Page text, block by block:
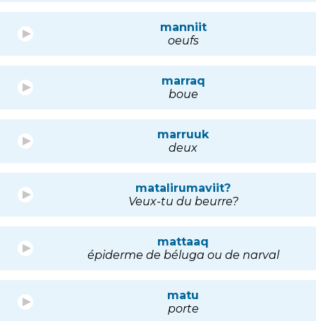
manniit
oeufs
marraq
boue
marruuk
deux
matalirumaviit?
Veux-tu du beurre?
mattaaq
épiderme de béluga ou de narval
matu
porte